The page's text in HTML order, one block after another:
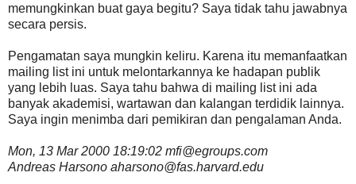
memungkinkan buat gaya begitu? Saya tidak tahu jawabnya
secara persis.
Pengamatan saya mungkin keliru. Karena itu memanfaatkan
mailing list ini untuk melontarkannya ke hadapan publik
yang lebih luas. Saya tahu bahwa di mailing list ini ada
banyak akademisi, wartawan dan kalangan terdidik lainnya.
Saya ingin menimba dari pemikiran dan pengalaman Anda.
Mon, 13 Mar 2000 18:19:02 mfi@egroups.com
Andreas Harsono aharsono@fas.harvard.edu